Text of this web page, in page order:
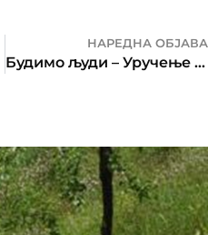
НАРЕДНА ОБЈАВА
Будимо људи – Уручење помоћи